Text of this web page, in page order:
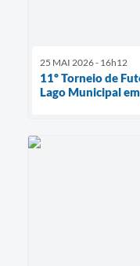
25 MAI 2026 - 16h12
11º Torneio de
Lago Municipal